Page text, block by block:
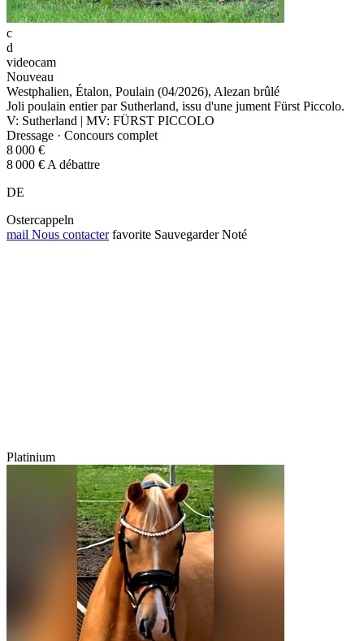
c
d
videocam
Nouveau
Westphalien, Étalon, Poulain (04/2026), Alezan brûlé
Joli poulain entier par Sutherland, issu d'une jument Fürst Piccolo.
V: Sutherland | MV: FÜRST PICCOLO
Dressage · Concours complet
8 000 €
8 000 € A débattre
DE
Ostercappeln
mail Nous contacter favorite Sauvegarder Noté
Platinium